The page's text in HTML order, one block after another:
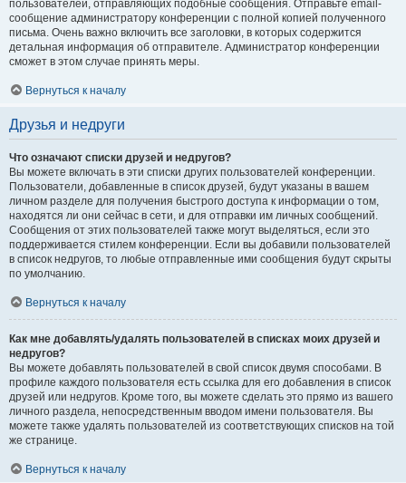
пользователей, отправляющих подобные сообщения. Отправьте email-
сообщение администратору конференции с полной копией полученного
письма. Очень важно включить все заголовки, в которых содержится
детальная информация об отправителе. Администратор конференции
сможет в этом случае принять меры.
Вернуться к началу
Друзья и недруги
Что означают списки друзей и недругов?
Вы можете включать в эти списки других пользователей конференции.
Пользователи, добавленные в список друзей, будут указаны в вашем
личном разделе для получения быстрого доступа к информации о том,
находятся ли они сейчас в сети, и для отправки им личных сообщений.
Сообщения от этих пользователей также могут выделяться, если это
поддерживается стилем конференции. Если вы добавили пользователей
в список недругов, то любые отправленные ими сообщения будут скрыты
по умолчанию.
Вернуться к началу
Как мне добавлять/удалять пользователей в списках моих друзей и
недругов?
Вы можете добавлять пользователей в свой список двумя способами. В
профиле каждого пользователя есть ссылка для его добавления в список
друзей или недругов. Кроме того, вы можете сделать это прямо из вашего
личного раздела, непосредственным вводом имени пользователя. Вы
можете также удалять пользователей из соответствующих списков на той
же странице.
Вернуться к началу